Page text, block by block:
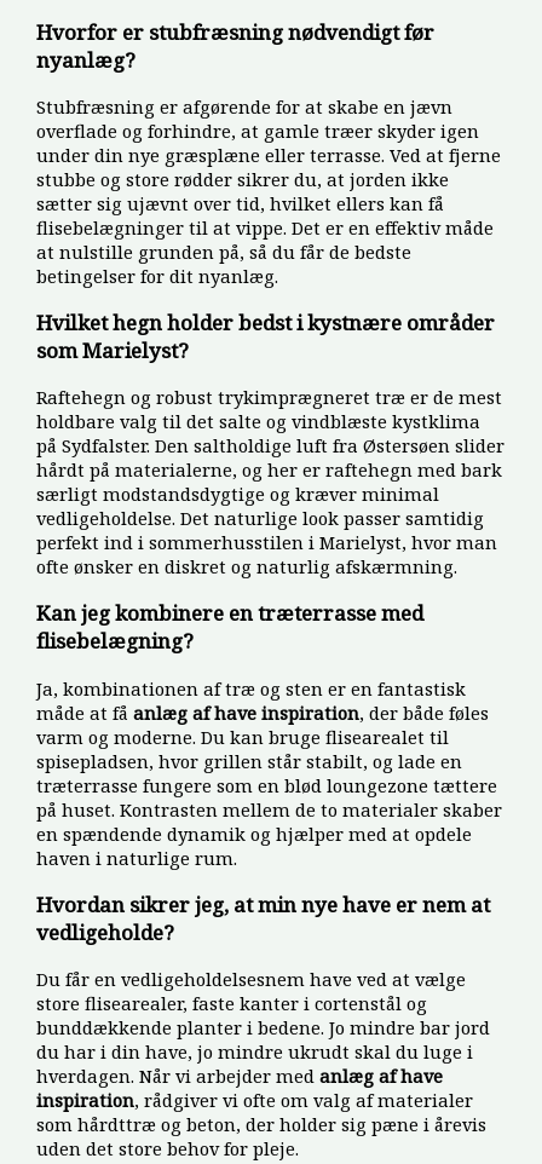
Hvorfor er stubfræsning nødvendigt før
nyanlæg?
Stubfræsning er afgørende for at skabe en jævn
overflade og forhindre, at gamle træer skyder igen
under din nye græsplæne eller terrasse. Ved at fjerne
stubbe og store rødder sikrer du, at jorden ikke
sætter sig ujævnt over tid, hvilket ellers kan få
flisebelægninger til at vippe. Det er en effektiv måde
at nulstille grunden på, så du får de bedste
betingelser for dit nyanlæg.
Hvilket hegn holder bedst i kystnære områder
som Marielyst?
Raftehegn og robust trykimprægneret træ er de mest
holdbare valg til det salte og vindblæste kystklima
på Sydfalster. Den saltholdige luft fra Østersøen slider
hårdt på materialerne, og her er raftehegn med bark
særligt modstandsdygtige og kræver minimal
vedligeholdelse. Det naturlige look passer samtidig
perfekt ind i sommerhusstilen i Marielyst, hvor man
ofte ønsker en diskret og naturlig afskærmning.
Kan jeg kombinere en træterrasse med
flisebelægning?
Ja, kombinationen af træ og sten er en fantastisk
måde at fåanlæg af have inspiration, der både føles
varm og moderne. Du kan bruge flisearealet til
spisepladsen, hvor grillen står stabilt, og lade en
træterrasse fungere som en blød loungezone tættere
på huset. Kontrasten mellem de to materialer skaber
en spændende dynamik og hjælper med at opdele
haven i naturlige rum.
Hvordan sikrer jeg, at min nye have er nem at
vedligeholde?
Du får en vedligeholdelsesnem have ved at vælge
store flisearealer, faste kanter i cortenstål og
bunddækkende planter i bedene. Jo mindre bar jord
du har i din have, jo mindre ukrudt skal du luge i
hverdagen. Når vi arbejder medanlæg af have
inspiration, rådgiver vi ofte om valg af materialer
som hårdttræ og beton, der holder sig pæne i årevis
uden det store behov for pleje.